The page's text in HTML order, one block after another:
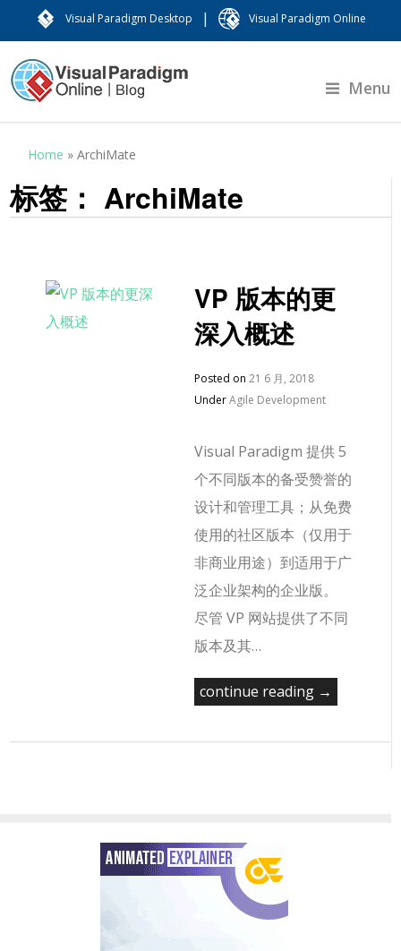
Visual Paradigm Desktop | Visual Paradigm Online
Menu
Home »ArchiMate
标签： ArchiMate
VP 版本的更
深入概述
Posted on 21 6 月, 2018
UnderAgile Development
Visual Paradigm 提供 5
个不同版本的备受赞誉的
设计和管理工具；从免费
使用的社区版本（仅用于
非商业用途）到适用于广
泛企业架构的企业版。
尽管 VP 网站提供了不同
版本及其…
continue reading →